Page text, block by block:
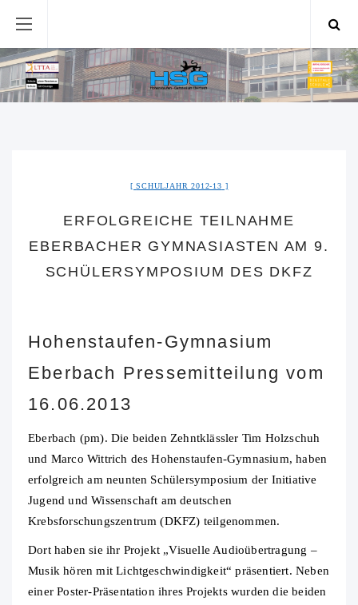
SCHULJAHR 2012-13
ERFOLGREICHE TEILNAHME
EBERBACHER GYMNASIASTEN AM 9.
SCHÜLERSYMPOSIUM DES DKFZ
Hohenstaufen-Gymnasium
Eberbach Pressemitteilung vom
16.06.2013
Eberbach (pm). Die beiden Zehntklässler Tim Holzschuh
und Marco Wittrich des Hohenstaufen-Gymnasium, haben
erfolgreich am neunten Schülersymposium der Initiative
Jugend und Wissenschaft am deutschen
Krebsforschungszentrum (DKFZ) teilgenommen.
Dort haben sie ihr Projekt „Visuelle Audioübertragung –
Musik hören mit Lichtgeschwindigkeit“ präsentiert. Neben
einer Poster-Präsentation ihres Projekts wurden die beiden